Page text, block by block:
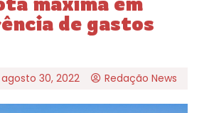
de gastos
agosto 30, 2022 Redação News